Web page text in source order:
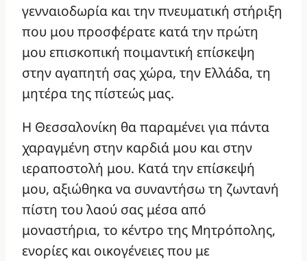
γενναιοδωρία και την πνευματική στήριξη
που μου προσφέρατε κατά την πρώτη
μου επισκοπική ποιμαντική επίσκεψη
στην αγαπητή σας χώρα, την Ελλάδα, τη
μητέρα της πίστεώς μας.
Η Θεσσαλονίκη θα παραμένει για πάντα
χαραγμένη στην καρδιά μου και στην
ιεραποστολή μου. Κατά την επίσκεψή
μου, αξιώθηκα να συναντήσω τη ζωντανή
πίστη του λαού σας μέσα από
μοναστήρια, το κέντρο της Μητρόπολης,
ενορίες και οικογένειες που με